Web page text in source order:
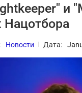
Итоги-2019:
В разработке
NASA будет
Ведущий
Первая
и
Нацотбора
Новости Дата: